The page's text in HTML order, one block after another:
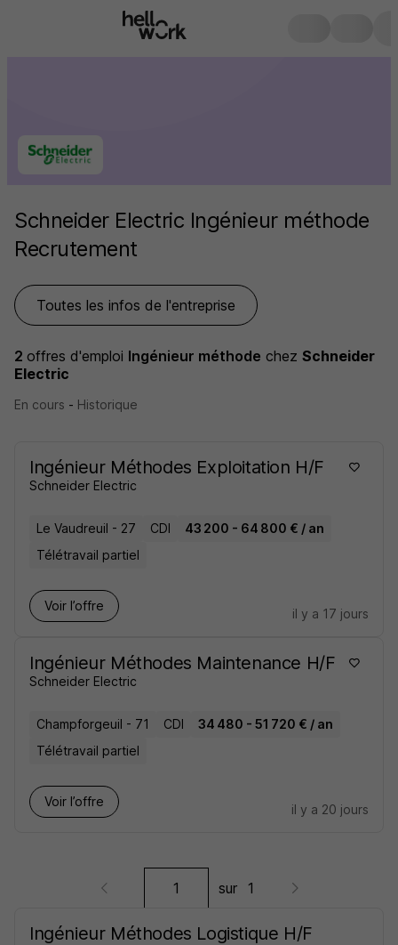
Schneider Electric Ingénieur méthode
Recrutement
Toutes les infos de l'entreprise
2 offres d'emploi Ingénieur méthode chez Schneider
Electric
En cours - Historique
Ingénieur Méthodes Exploitation H/F
Schneider Electric
Le Vaudreuil - 27 CDI
43 200 - 64 800 € / an
Télétravail partiel
Voir l’offre
il y a 17 jours
Ingénieur Méthodes Maintenance H/F
Schneider Electric
Champforgeuil - 71 CDI
34 480 - 51 720 € / an
Télétravail partiel
Voir l’offre
il y a 20 jours
sur 1
Ingénieur Méthodes Logistique H/F